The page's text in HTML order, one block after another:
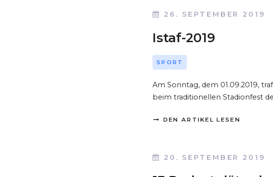
26. SEPTEMBER 2019
Istaf-2019
SPORT
Am Sonntag, dem 01.09.2019,
beim traditionellen Stadionfest
DEN ARTIKEL LESEN
20. SEPTEMBER 2019